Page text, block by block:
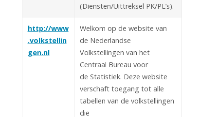
(Diensten/Uittreksel PK/PL’s).
http://www
.volkstellin
gen.nl
Welkom op de website van
de Nederlandse
Volkstellingen van het
Centraal Bureau voor
de Statistiek. Deze website
verschaft toegang tot alle
tabellen van de volkstellingen
die